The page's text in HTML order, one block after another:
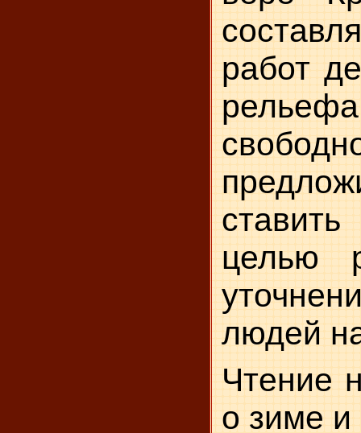
работ
целью
людей
Чтение
о зиме и